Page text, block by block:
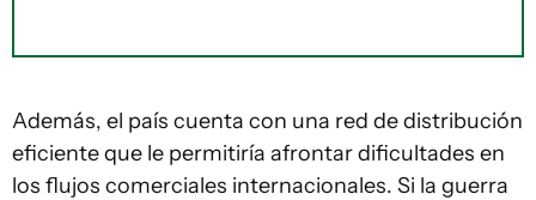
Además, el país cuenta con una red de distribución
eficiente que le permitiría afrontar dificultades en
los flujos comerciales internacionales. Si la guerra